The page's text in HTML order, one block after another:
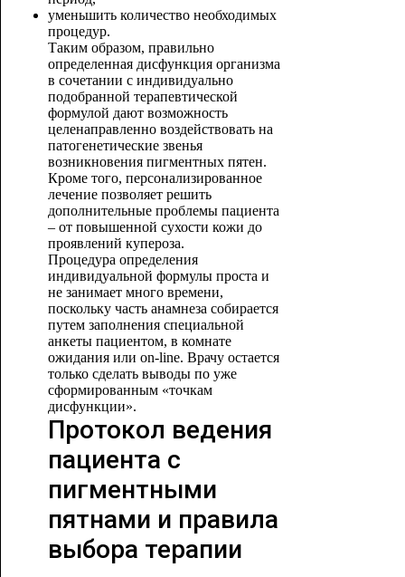
уменьшить количество необходимых
процедур.
Таким образом, правильно
определенная дисфункция организма
в сочетании с индивидуально
подобранной терапевтической
формулой дают возможность
целенаправленно воздействовать на
патогенетические звенья
возникновения пигментных пятен.
Кроме того, персонализированное
лечение позволяет решить
дополнительные проблемы пациента
– от повышенной сухости кожи до
проявлений купероза.
Процедура определения
индивидуальной формулы проста и
не занимает много времени,
поскольку часть анамнеза собирается
путем заполнения специальной
анкеты пациентом, в комнате
ожидания или on-line. Врачу остается
только сделать выводы по уже
сформированным «точкам
дисфункции».
Протокол ведения
пациента с
пигментными
пятнами и правила
выбора терапии